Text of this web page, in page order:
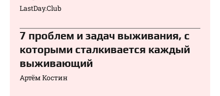
LastDay.Club
7 проблем и задач выживания, с
которыми сталкивается каждый
выживающий
Артём Костин